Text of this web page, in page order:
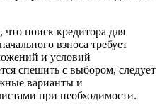
что поиск кредитора для
взноса требует
и условий
спешить с выбором, следует
варианты и
при необходимости.